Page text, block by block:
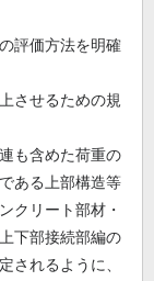
評価方法を明確
させるための規
も含めた荷重の
ある上部構造等
クリート部材・
下部接続部編の
されるように、